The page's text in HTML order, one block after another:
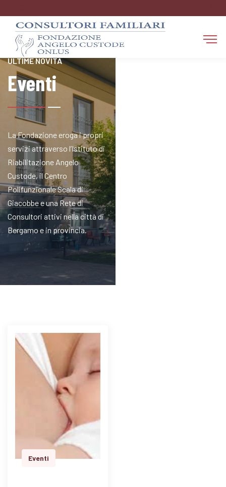
RESTA AGGIORNATO SULLE
ULTIME NOVITÀ
Eventi
La Fondazione eroga i propri
servizi attraverso l’Istituto di
Riabilitazione Angelo
Custode, il Centro
Polifunzionale Scala di
Giacobbe e una Rete di
Consultori attivi nella città di
Bergamo e in provincia.
Eventi